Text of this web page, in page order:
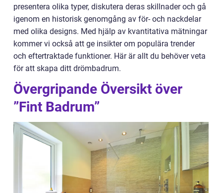
presentera olika typer, diskutera deras skillnader och gå
igenom en historisk genomgång av för- och nackdelar
med olika designs. Med hjälp av kvantitativa mätningar
kommer vi också att ge insikter om populära trender
och eftertraktade funktioner. Här är allt du behöver veta
för att skapa ditt drömbadrum.
Övergripande Översikt över
”Fint Badrum”